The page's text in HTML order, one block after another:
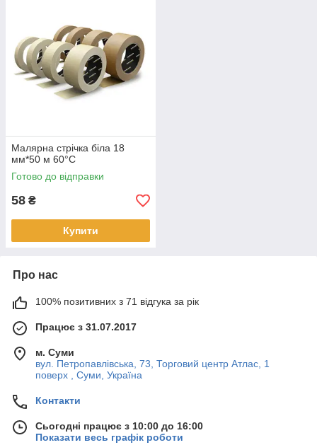
Малярна стрічка біла 18
мм*50 м 60°С
Готово до відправки
58 ₴
Купити
Про нас
100% позитивних з 71 відгука за рік
Працює з 31.07.2017
м. Суми
вул. Петропавлівська, 73, Торговий центр Атлас, 1
поверх , Суми, Україна
Контакти
Сьогодні працює з 10:00 до 16:00
Показати весь графік роботи